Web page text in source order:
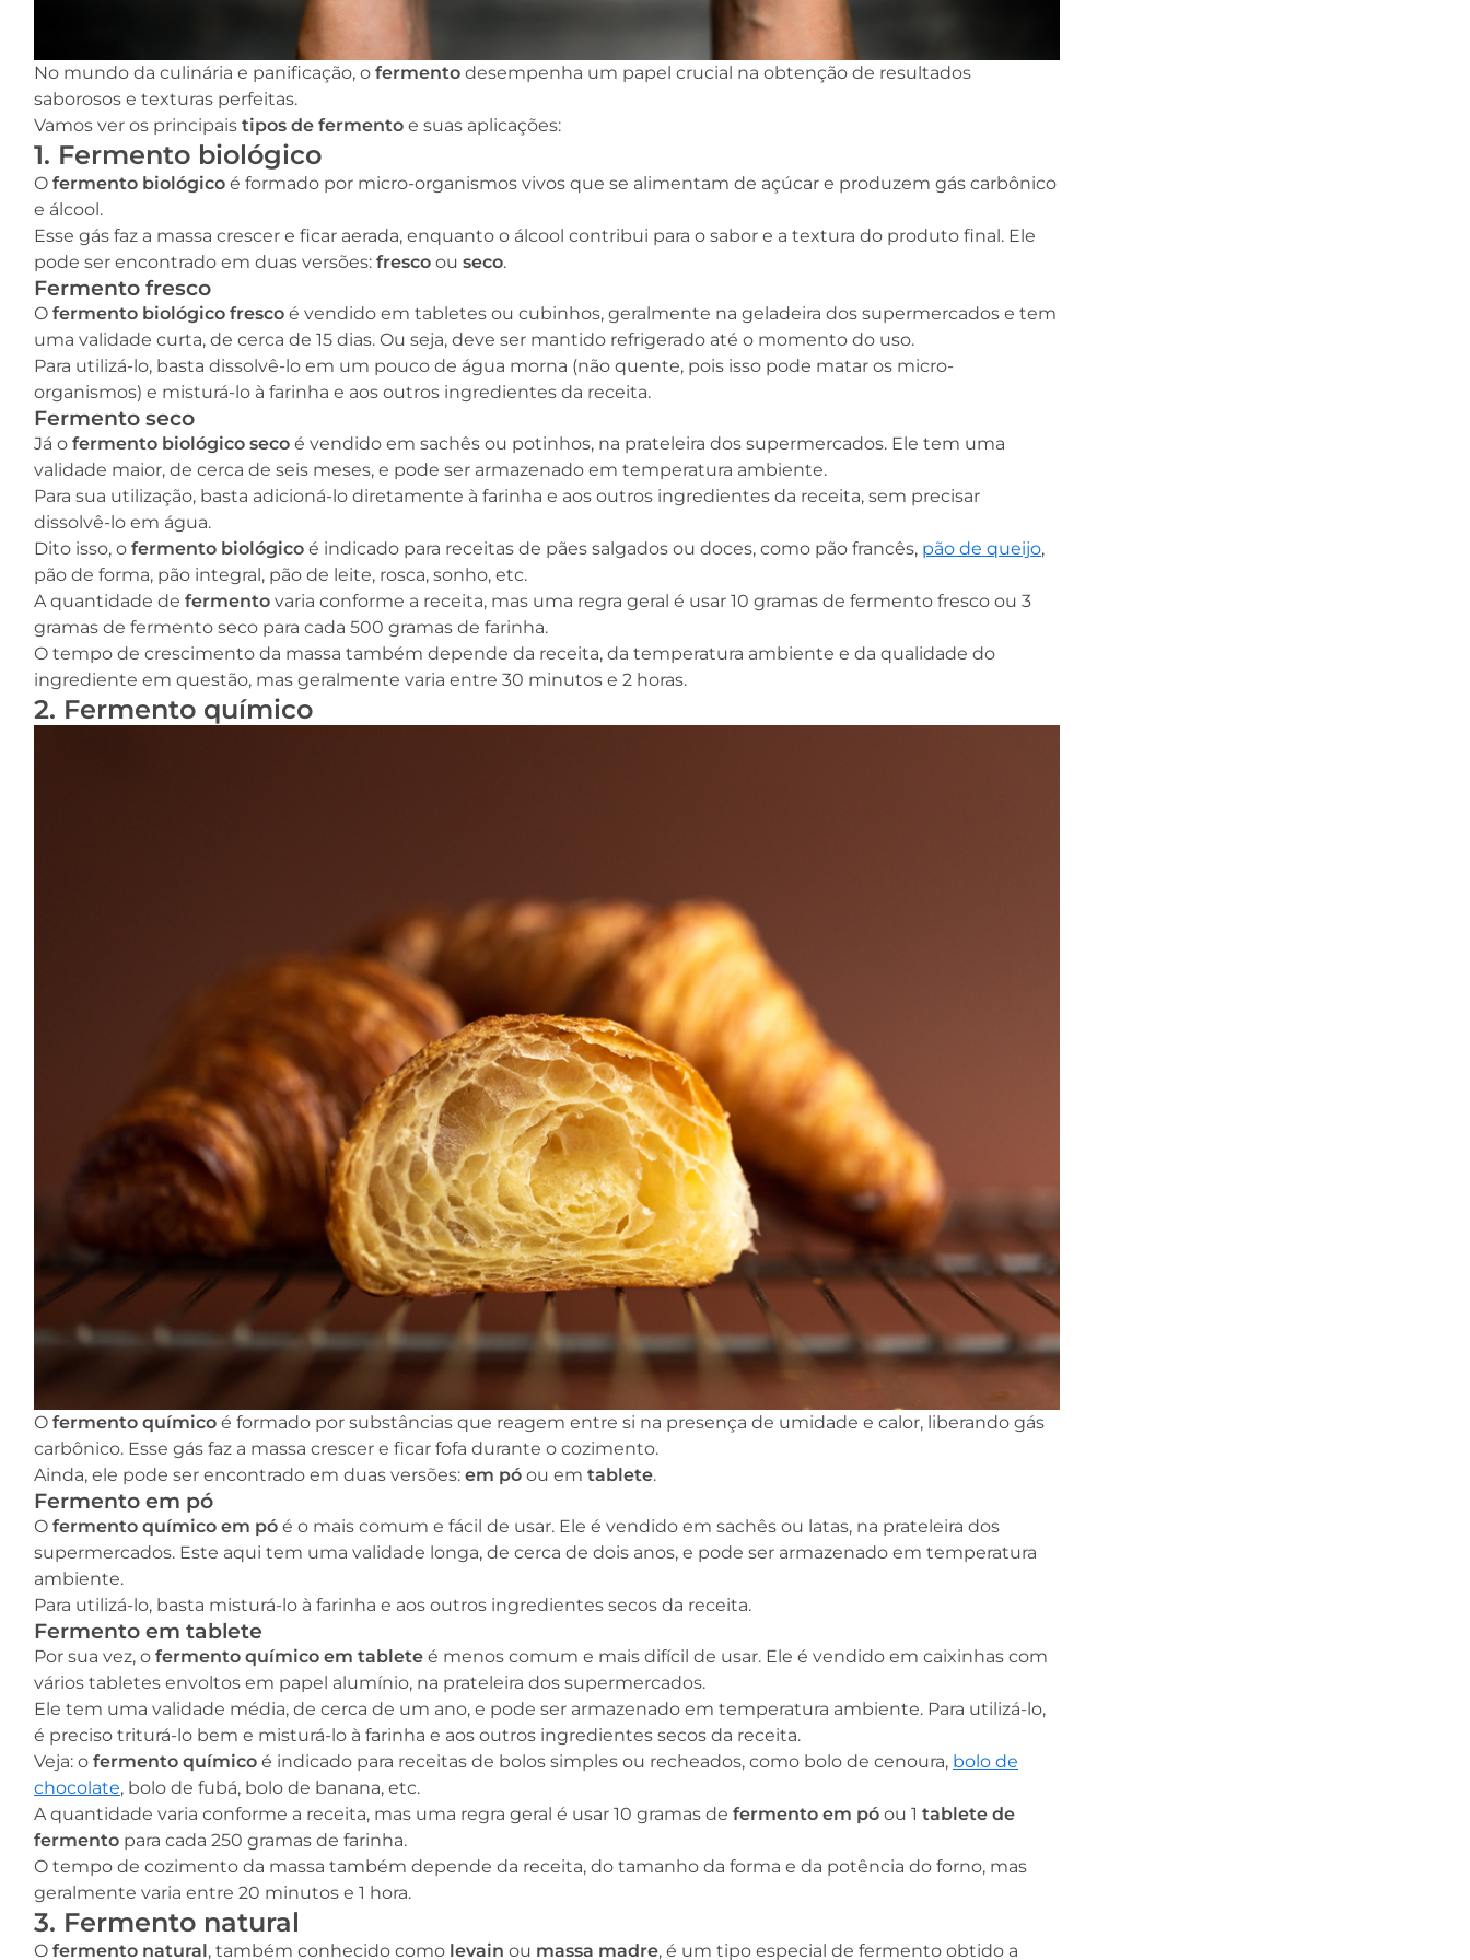
No mundo da culinária e panificação, o fermento desempenha um papel crucial na obtenção de resultados
saborosos e texturas perfeitas.
Vamos ver os principais tipos de fermento e suas aplicações:
1. Fermento biológico
O fermento biológico é formado por micro-organismos vivos que se alimentam de açúcar e produzem gás carbônico
e álcool.
Esse gás faz a massa crescer e ficar aerada, enquanto o álcool contribui para o sabor e a textura do produto final. Ele
pode ser encontrado em duas versões: fresco ou seco.
Fermento fresco
O fermento biológico fresco é vendido em tabletes ou cubinhos, geralmente na geladeira dos supermercados e tem
uma validade curta, de cerca de 15 dias. Ou seja, deve ser mantido refrigerado até o momento do uso.
Para utilizá-lo, basta dissolvê-lo em um pouco de água morna (não quente, pois isso pode matar os micro-
organismos) e misturá-lo à farinha e aos outros ingredientes da receita.
Fermento seco
Já o fermento biológico seco é vendido em sachês ou potinhos, na prateleira dos supermercados. Ele tem uma
validade maior, de cerca de seis meses, e pode ser armazenado em temperatura ambiente.
Para sua utilização, basta adicioná-lo diretamente à farinha e aos outros ingredientes da receita, sem precisar
dissolvê-lo em água.
Dito isso, o fermento biológico é indicado para receitas de pães salgados ou doces, como pão francês, pão de queijo,
pão de forma, pão integral, pão de leite, rosca, sonho, etc.
A quantidade de fermento varia conforme a receita, mas uma regra geral é usar 10 gramas de fermento fresco ou 3
gramas de fermento seco para cada 500 gramas de farinha.
O tempo de crescimento da massa também depende da receita, da temperatura ambiente e da qualidade do
ingrediente em questão, mas geralmente varia entre 30 minutos e 2 horas.
2. Fermento químico
O fermento químico é formado por substâncias que reagem entre si na presença de umidade e calor, liberando gás
carbônico. Esse gás faz a massa crescer e ficar fofa durante o cozimento.
Ainda, ele pode ser encontrado em duas versões: em pó ou em tablete.
Fermento em pó
O fermento químico em pó é o mais comum e fácil de usar. Ele é vendido em sachês ou latas, na prateleira dos
supermercados. Este aqui tem uma validade longa, de cerca de dois anos, e pode ser armazenado em temperatura
ambiente.
Para utilizá-lo, basta misturá-lo à farinha e aos outros ingredientes secos da receita.
Fermento em tablete
Por sua vez, o fermento químico em tablete é menos comum e mais difícil de usar. Ele é vendido em caixinhas com
vários tabletes envoltos em papel alumínio, na prateleira dos supermercados.
Ele tem uma validade média, de cerca de um ano, e pode ser armazenado em temperatura ambiente. Para utilizá-lo,
é preciso triturá-lo bem e misturá-lo à farinha e aos outros ingredientes secos da receita.
Veja: o fermento químico é indicado para receitas de bolos simples ou recheados, como bolo de cenoura, bolo de
chocolate, bolo de fubá, bolo de banana, etc.
A quantidade varia conforme a receita, mas uma regra geral é usar 10 gramas de fermento em pó ou 1 tablete de
fermento para cada 250 gramas de farinha.
O tempo de cozimento da massa também depende da receita, do tamanho da forma e da potência do forno, mas
geralmente varia entre 20 minutos e 1 hora.
3. Fermento natural
O fermento natural, também conhecido como levain ou massa madre, é um tipo especial de fermento obtido a